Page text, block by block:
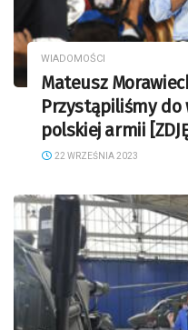
WIADOMOŚCI
Mateusz
Przystąpiliśmy do
polskiej armii
22 WRZEŚNIA 2023